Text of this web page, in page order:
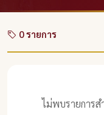
0 รายการ
ไม่พบรายการ